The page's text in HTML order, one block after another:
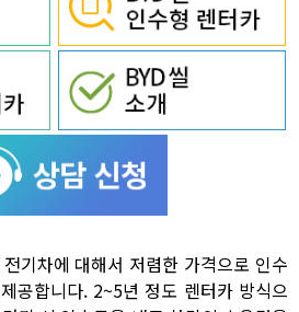
기차에 대해서 저렴한 가격으로 인수
공합니다. 2~5년 정도 렌터카 방식으